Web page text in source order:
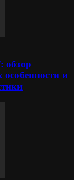
обзор
и